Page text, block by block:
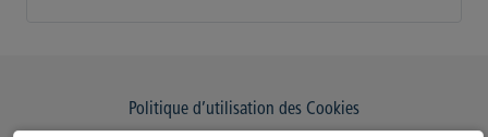
Politique d’utilisation des Cookies